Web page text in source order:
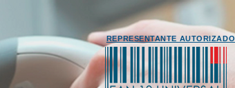
REPRESENTANTE AUTORIZADO